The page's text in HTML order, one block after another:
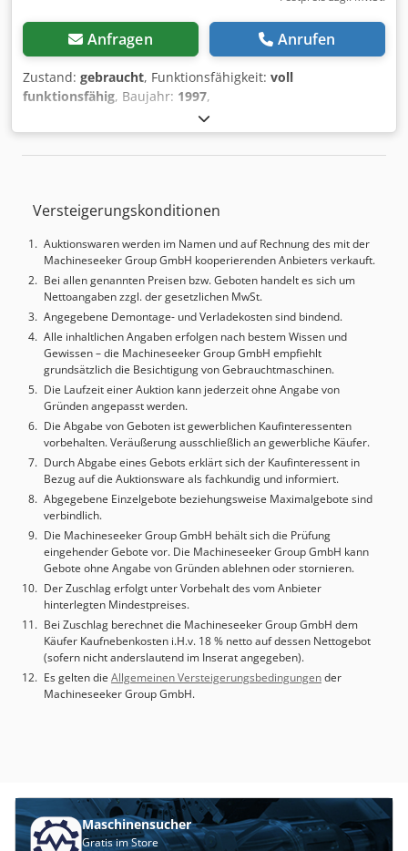
hydraulisch - 2x vordere, robuste Auflegearme -
verschiebbar - 1x freibewegliche 2Hand-/Fußbedienung -
1x freibeweglicher Fußschalter - seitliche
Sicherheitseinrichtung (schwenkbare Türen) - hintere
Bedienungsanleitung ( französisch )
Anfragen Anrufen
Zustand: gebraucht, Funktionsfähigkeit: voll
funktionsfähig, Baujahr: 1997,
Maschinen-/Fahrzeugnummer:
CNC-Steuerung, Automatisierungsgrad:Automatisch,
Betätigungsart:hydraulisch, Arbeitsbreite:3.100 mm,
6.500 kg, Anzahl der Auflagearme:
GPX 630. Schnittlänge: 3.100 mm x 6 mm, vollständige
CNC-Steuerung. Variabler Messerwinkel und
Messerabstand, computergesteuert nach Eingabe von
Materialdicke und -länge. Blechschneidbereich von 0,4 bis
6 mm. CNC-Hinteranschlag von 10 bis 1.050 mm,
Retraktionsfunktion, Programme. Die Maschine verfügt
über eine automatische Unterstützung für lange
Blechtafeln auf der Rückseite. Der hintere Anschlag ist
nach oben klappbar. Maschinengewicht 6,5 t. Zwei
Auflagen und ein Anschlagwinkel an der Vorderseite. Die
Tafelschere wurde regelmäßig gewartet. In den letzten 10
Jahren wurde die Maschine nur sporadisch genutzt.
Serviceunterlagen und Bedienungsanleitung sind
vorhanden. Für Fragen oder weitere Informationen
kontaktieren Sie uns bitte per Nachricht oder telefonisch.
Dksdjzdzkcspfx Afuor
Versteigerungskonditionen
Auktionswaren werden im Namen und auf Rechnung des mit der
Machineseeker Group GmbH kooperierenden Anbieters verkauft.
Bei allen genannten Preisen bzw. Geboten handelt es sich um
Nettoangaben zzgl. der gesetzlichen MwSt.
Angegebene Demontage- und Verladekosten sind bindend.
Alle inhaltlichen Angaben erfolgen nach bestem Wissen und
Gewissen – die Machineseeker Group GmbH empfiehlt
grundsätzlich die Besichtigung von Gebrauchtmaschinen.
Die Laufzeit einer Auktion kann jederzeit ohne Angabe von
Gründen angepasst werden.
Die Abgabe von Geboten ist gewerblichen Kaufinteressenten
vorbehalten. Veräußerung ausschließlich an gewerbliche Käufer.
Durch Abgabe eines Gebots erklärt sich der Kaufinteressent in
Bezug auf die Auktionsware als fachkundig und informiert.
Abgegebene Einzelgebote beziehungsweise Maximalgebote sind
verbindlich.
Die Machineseeker Group GmbH behält sich die Prüfung
eingehender Gebote vor. Die Machineseeker Group GmbH kann
Gebote ohne Angabe von Gründen ablehnen oder stornieren.
Der Zuschlag erfolgt unter Vorbehalt des vom Anbieter
hinterlegten Mindestpreises.
Bei Zuschlag berechnet die Machineseeker Group GmbH dem
Käufer Kaufnebenkosten i.H.v. 18 % netto auf dessen Nettogebot
(sofern nicht anderslautend im Inserat angegeben).
Es gelten die Allgemeinen Versteigerungsbedingungender
Machineseeker Group GmbH.
Maschinensucher
Gratis im Store